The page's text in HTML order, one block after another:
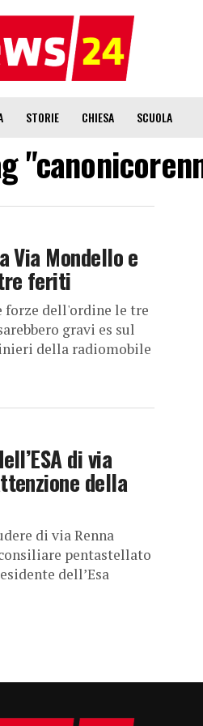
STORIE CHIESA SCUOLA
Via Mondello e
feriti
forze dell'ordine le tre
gravi es sul
della radiomobile
di via
della
di via Renna
pentastellato
dell’Esa